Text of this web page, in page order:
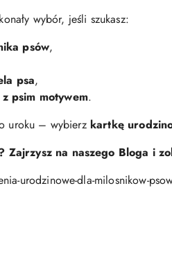
wybór, jeśli szukasz:
psów,
psa,
psim motywem.
uroku – wybierz kartkę
Zajrzysz na naszego Bloga i
urodzinowe-dla-milosnikow-